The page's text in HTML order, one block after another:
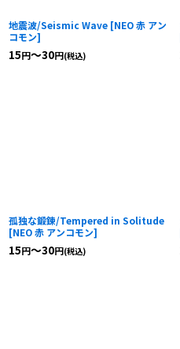
地震波/Seismic Wave [NEO 赤 アン
コモン]
15円～30円(税込)
孤独な鍛錬/Tempered in Solitude
[NEO 赤 アンコモン]
15円～30円(税込)